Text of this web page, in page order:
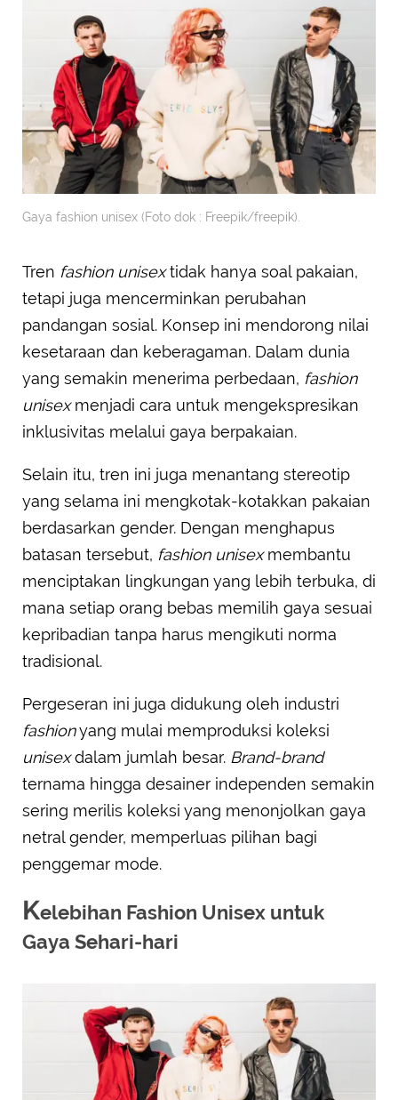
Gaya fashion unisex (Foto dok : Freepik/freepik).
Tren fashion unisextidak hanya soal pakaian,
tetapi juga mencerminkan perubahan
pandangan sosial. Konsep ini mendorong nilai
kesetaraan dan keberagaman. Dalam dunia
yang semakin menerima perbedaan, fashion
unisexmenjadi cara untuk mengekspresikan
inklusivitas melalui gaya berpakaian.
Selain itu, tren ini juga menantang stereotip
yang selama ini mengkotak-kotakkan pakaian
berdasarkan gender. Dengan menghapus
batasan tersebut, fashion unisexmembantu
menciptakan lingkungan yang lebih terbuka, di
mana setiap orang bebas memilih gaya sesuai
kepribadian tanpa harus mengikuti norma
tradisional.
Pergeseran ini juga didukung oleh industri
fashionyang mulai memproduksi koleksi
unisexdalam jumlah besar. Brand-brand
ternama hingga desainer independen semakin
sering merilis koleksi yang menonjolkan gaya
netral gender, memperluas pilihan bagi
penggemar mode.
Kelebihan Fashion Unisex untuk
Gaya Sehari-hari